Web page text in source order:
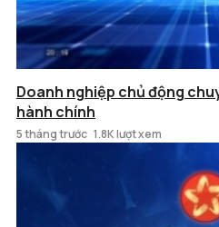
Doanh nghiệp chủ động
hành chính
5 tháng trước 1.8K lượt xem